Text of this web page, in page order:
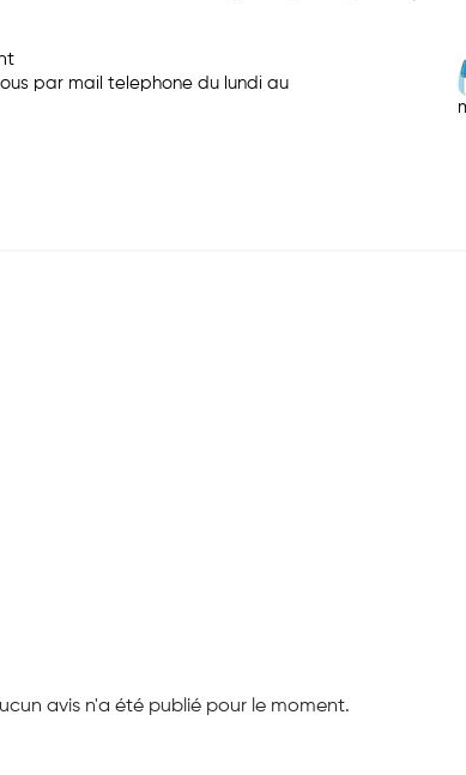
par mail telephone du lundi au
avis n'a été publié pour le moment.